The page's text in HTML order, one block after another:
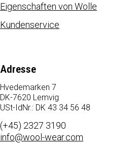
Eigenschaften von Wolle
Kundenservice
Adresse
Hvedemarken 7
DK-7620 Lemvig
USt-IdNr.: DK 43 34 56 48
(+45) 2327 3190
info@wool-wear.com